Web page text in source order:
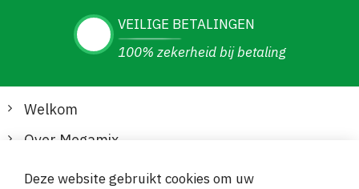
VEILIGE BETALINGEN
100% zekerheid bij betaling
Welkom
Over Megamix
Informatie
Deze website gebruikt cookies om uw